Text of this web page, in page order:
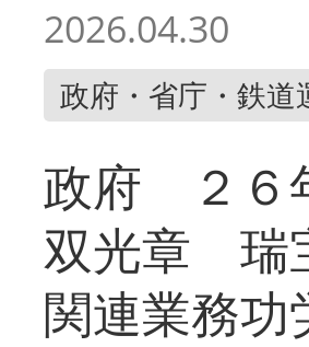
2026.04.30
政府・省庁・鉄道
政府 ２６
双光章 瑞
関連業務功